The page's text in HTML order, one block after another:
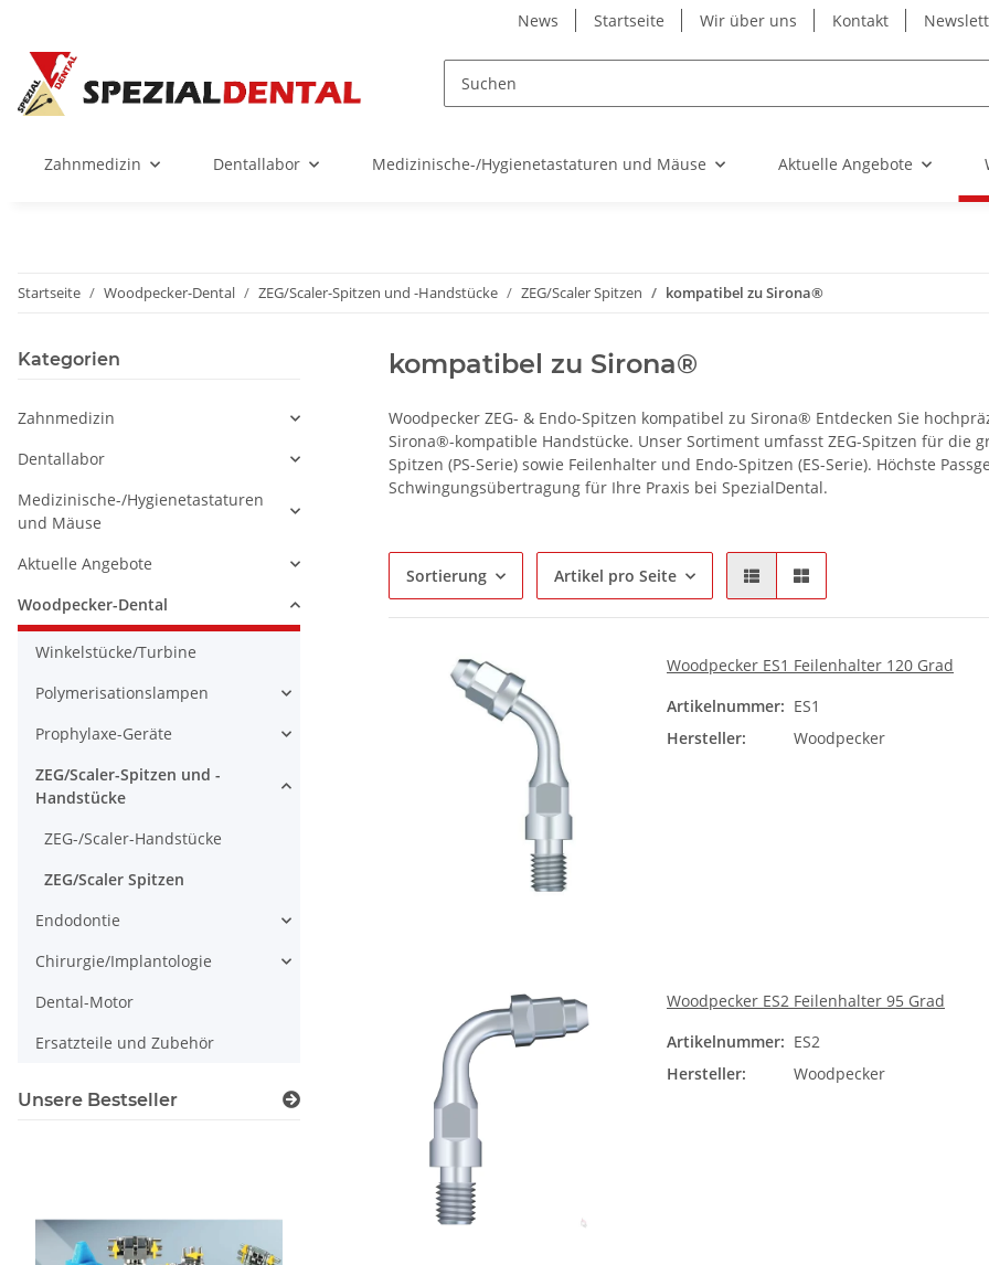
News Startseite Wir über uns Kontakt
Zahnmedizin Dentallabor Medizinische-/Hygienetastaturen und Mäuse Aktuelle Angebote
Startseite Woodpecker-Dental ZEG/Scaler-Spitzen und -Handstücke ZEG/Scaler Spitzen kompatibel zu Sirona®
kompatibel zu Sirona®
Woodpecker ZEG- & Endo-Spitzen kompatibel zu Sirona® Entdecken Sie
Sirona®-kompatible Handstücke. Unser Sortiment umfasst ZEG-Spitzen für die
Spitzen (PS-Serie) sowie Feilenhalter und Endo-Spitzen (ES-Serie). Höchste
Schwingungsübertragung für Ihre Praxis bei SpezialDental.
Sortierung Artikel pro Seite
Woodpecker ES1 Feilenhalter 120 Grad
Artikelnummer: ES1
Hersteller:
Woodpecker
Woodpecker ES2 Feilenhalter 95 Grad
Artikelnummer: ES2
Hersteller:
Woodpecker
Kategorien
Zahnmedizin
Dentallabor
Medizinische-/Hygienetastaturen
und Mäuse
Aktuelle Angebote
Woodpecker-Dental
Winkelstücke/Turbine
Polymerisationslampen
Prophylaxe-Geräte
ZEG/Scaler-Spitzen und -
Handstücke
ZEG-/Scaler-Handstücke
ZEG/Scaler Spitzen
Endodontie
Chirurgie/Implantologie
Dental-Motor
Ersatzteile und Zubehör
Unsere Bestseller